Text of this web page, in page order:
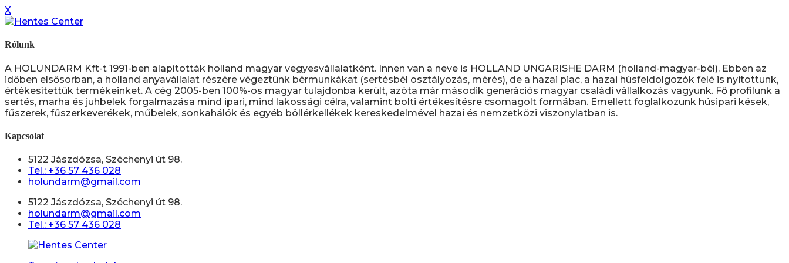
X
Rólunk
A HOLUNDARM Kft-t 1991-ben alapították holland magyar vegyesvállalatként. Innen van a neve is HOLLAND UNGARISHE DARM (holland-magyar-bél). Ebben az
időben elsősorban, a holland anyavállalat részére végeztünk bérmunkákat (sertésbél osztályozás, mérés), de a hazai piac, a hazai húsfeldolgozók felé is nyitottunk,
értékesítettük termékeinket. A cég 2005-ben 100%-os magyar tulajdonba került, azóta már második generációs magyar családi vállalkozás vagyunk. Fő profilunk a
sertés, marha és juhbelek forgalmazása mind ipari, mind lakossági célra, valamint bolti értékesítésre csomagolt formában. Emellett foglalkozunk húsipari kések,
fűszerek, fűszerkeverékek, műbelek, sonkahálók és egyéb böllérkellékek kereskedelmével hazai és nemzetközi viszonylatban is.
Kapcsolat
5122 Jászdózsa, Széchenyi út 98.
Tel.: +36 57 436 028
holundarm@gmail.com
5122 Jászdózsa, Széchenyi út 98.
holundarm@gmail.com
Tel.: +36 57 436 028